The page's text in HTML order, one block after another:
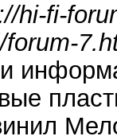
hi-fi-
/forum-